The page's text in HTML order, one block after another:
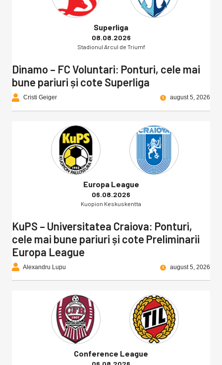
Superliga
08.08.2026
Stadionul Arcul de Triumf
Dinamo – FC Voluntari: Ponturi, cele mai
bune pariuri și cote Superliga
Cristi Geiger august 5, 2026
Europa League
06.08.2026
Kuopion Keskuskentta
KuPS – Universitatea Craiova: Ponturi,
cele mai bune pariuri și cote Preliminarii
Europa League
Alexandru Lupu august 5, 2026
Conference League